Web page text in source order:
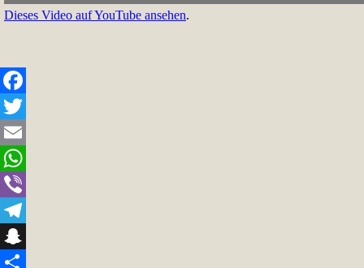
Dieses Video auf YouTube ansehen.
Facebook
Twitter
Email
WhatsApp
Viber
Telegram
Snapchat